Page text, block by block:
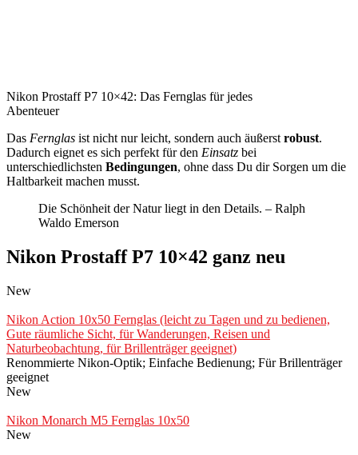
Nikon Prostaff P7 10×42: Das Fernglas für jedes
Abenteuer
Das Fernglas ist nicht nur leicht, sondern auch äußerst robust.
Dadurch eignet es sich perfekt für den Einsatz bei
unterschiedlichsten Bedingungen, ohne dass Du dir Sorgen um die
Haltbarkeit machen musst.
Die Schönheit der Natur liegt in den Details. – Ralph
Waldo Emerson
Nikon Prostaff P7 10×42 ganz neu
New
Nikon Action 10x50 Fernglas (leicht zu Tagen und zu bedienen,
Gute räumliche Sicht, für Wanderungen, Reisen und
Naturbeobachtung, für Brillenträger geeignet)
Renommierte Nikon-Optik; Einfache Bedienung; Für Brillenträger
geeignet
New
Nikon Monarch M5 Fernglas 10x50
New